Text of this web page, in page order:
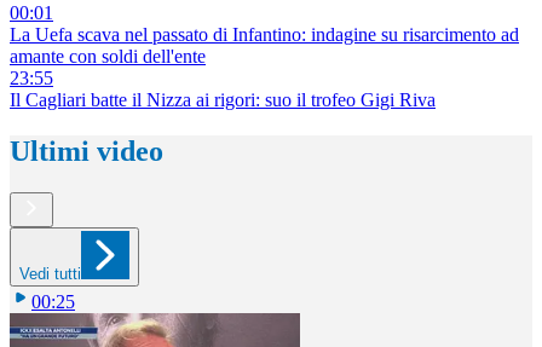
00:01
La Uefa scava nel passato di Infantino: indagine su risarcimento ad
amante con soldi dell'ente
23:55
Il Cagliari batte il Nizza ai rigori: suo il trofeo Gigi Riva
Ultimi video
Vedi tutti
00:25